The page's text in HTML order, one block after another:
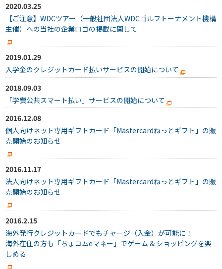
2020.03.25
【ご注意】WDCツアー（一般社団法人WDCゴルフトーナメント機構
主催）への当社の企業ロゴの掲載に関して
2019.01.29
入学金のクレジットカード払いサービスの開始について
2018.09.03
「学費公共スマート払い」サービスの開始について
2016.12.08
個人向けネット専用ギフトカード「Mastercardねっとギフト」の販
売開始のお知らせ
2016.11.17
法人向けネット専用ギフトカード「Mastercardねっとギフト」の販
売開始のお知らせ
2016.2.15
海外発行クレジットカードでもチャージ（入金）が可能に！
海外在住の方も「ちょコムeマネー」でゲーム & ショッピングを楽
しめる